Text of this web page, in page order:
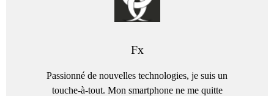
Fx
Passionné de nouvelles technologies, je suis un
touche-à-tout. Mon smartphone ne me quitte